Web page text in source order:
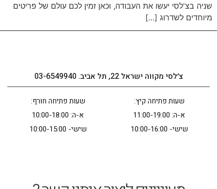
שניה בצ'לסי יעשו את העבודה, וכאן זמין לכם עולם של פריטים
מיוחדים לשדרוג […]
צ׳לסי מקווה ישראל 22, תל אביב. 03-6549940
שעות פתיחה קיץ:
א-ה: 11:00-19:00
שישי- 10:00-16:00
שעות פתיחה חורף:
א-ה: 10:00-18:00
שישי- 10:00-15:00